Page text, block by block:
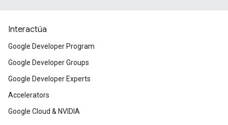
Interactúa
Google Developer Program
Google Developer Groups
Google Developer Experts
Accelerators
Google Cloud & NVIDIA